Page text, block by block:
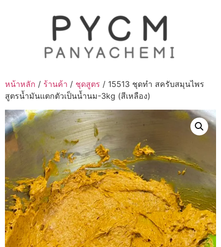
หน้าหลัก / ร้านค้า / ชุดสูตร / 15513 ชุดทำ สครับสมุนไพร
สูตรน้ำมันแตกตัวเป็นน้ำนม-3kg (สีเหลือง)